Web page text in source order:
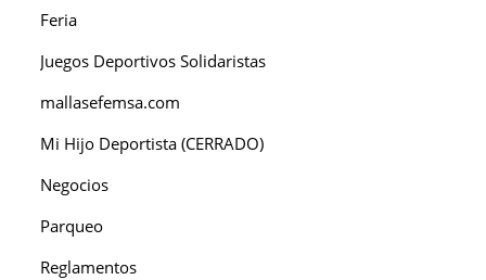
Feria
Juegos Deportivos Solidaristas
mallasefemsa.com
Mi Hijo Deportista (CERRADO)
Negocios
Parqueo
Reglamentos